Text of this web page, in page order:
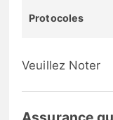
Protocoles
Veuillez Noter